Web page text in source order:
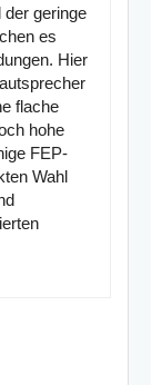
der geringe
es
Hier
flache
hohe
FEP-
Wahl